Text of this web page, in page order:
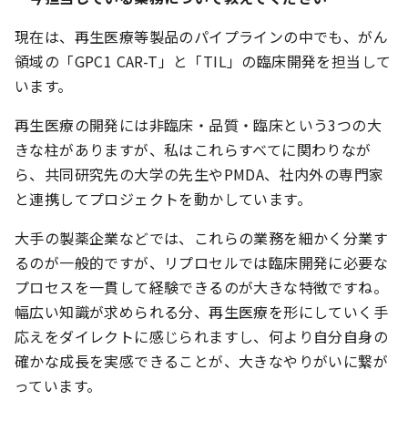
現在は、再生医療等製品のパイプラインの中でも、がん
領域の「GPC1 CAR-T」と「TIL」の臨床開発を担当して
います。
再生医療の開発には非臨床・品質・臨床という3つの大
きな柱がありますが、私はこれらすべてに関わりなが
ら、共同研究先の大学の先生やPMDA、社内外の専門家
と連携してプロジェクトを動かしています。
大手の製薬企業などでは、これらの業務を細かく分業す
るのが一般的ですが、リプロセルでは臨床開発に必要な
プロセスを一貫して経験できるのが大きな特徴ですね。
幅広い知識が求められる分、再生医療を形にしていく手
応えをダイレクトに感じられますし、何より自分自身の
確かな成長を実感できることが、大きなやりがいに繋が
っています。